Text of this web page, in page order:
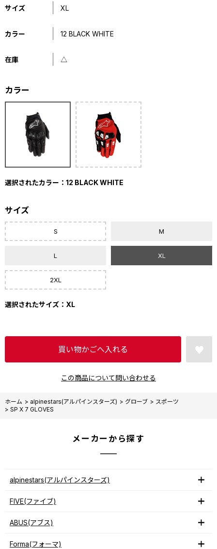
サイズ XL
カラー 12 BLACK WHITE
在庫 △
カラー
選択されたカラー：12 BLACK WHITE
サイズ
S M
L XL
2XL
選択されたサイズ：XL
この商品について問い合わせる
ホーム > alpinestars(アルパインスターズ) > グローブ > スポーツ
> SP X 7 GLOVES
メーカーから探す
alpinestars(アルパインスターズ)
FIVE(ファイブ)
ABUS(アブス)
Forma(フォーマ)